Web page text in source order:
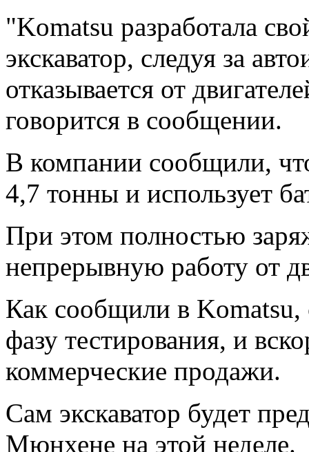
"Komatsu разработала
экскаватор, следуя за
отказывается от
говорится в сообщении.
В компании сообщили,
4,7 тонны и использует
При этом полностью
непрерывную работу от
Как сообщили в Komatsu,
фазу тестирования, и
коммерческие продажи.
Сам экскаватор будет
Мюнхене на этой неделе.